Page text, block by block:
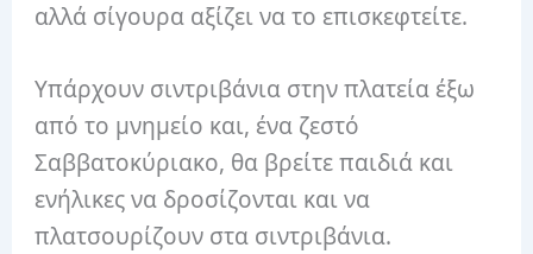
αλλά σίγουρα αξίζει να το επισκεφτείτε.
Υπάρχουν σιντριβάνια στην πλατεία έξω
από το μνημείο και, ένα ζεστό
Σαββατοκύριακο, θα βρείτε παιδιά και
ενήλικες να δροσίζονται και να
πλατσουρίζουν στα σιντριβάνια.